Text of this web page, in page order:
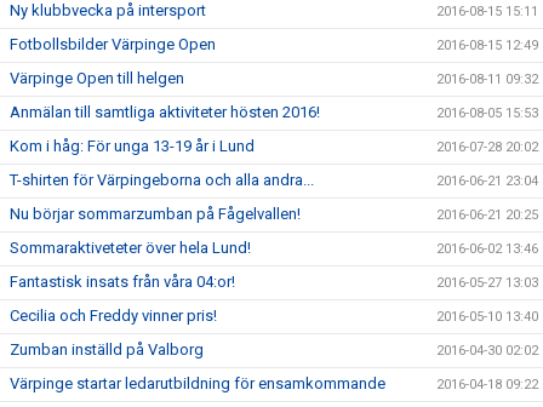
Ny klubbvecka på intersport 2016-08-15 15:11
Fotbollsbilder Värpinge Open 2016-08-15 12:49
Värpinge Open till helgen 2016-08-11 09:32
Anmälan till samtliga aktiviteter hösten 2016! 2016-08-05 15:53
Kom i håg: För unga 13-19 år i Lund 2016-07-28 20:02
T-shirten för Värpingeborna och alla andra... 2016-06-21 23:04
Nu börjar sommarzumban på Fågelvallen! 2016-06-21 20:25
Sommaraktiveteter över hela Lund! 2016-06-02 13:46
Fantastisk insats från våra 04:or! 2016-05-27 13:03
Cecilia och Freddy vinner pris! 2016-05-10 13:40
Zumban inställd på Valborg 2016-04-30 02:02
Värpinge startar ledarutbildning för ensamkommande 2016-04-18 09:22